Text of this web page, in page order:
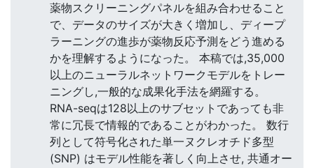
薬物スクリーニングパネルを組み合わせること
で、データのサイズが大きく増加し、ディープ
ラーニングの進歩が薬物反応予測をどう進める
かを理解するようになった。 本稿では,35,000
以上のニューラルネットワークモデルをトレー
ニングし,一般的な成果化手法を網羅する。
RNA-seqは128以上のサブセットであっても非
常に冗長で情報的であることがわかった。 数行
列として符号化された単一ヌクレオチド多型
(SNP) はモデル性能を著しく向上させ, 共通オー